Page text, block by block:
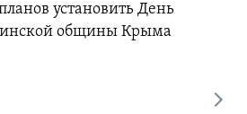
установить День
общины Крыма